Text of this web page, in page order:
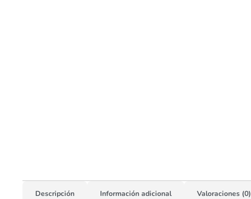
Descripción Información adicional Valoraciones (0)